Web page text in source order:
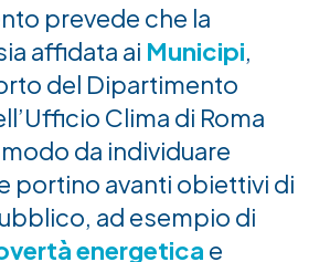
prevede che la
affidata ai Municipi,
del Dipartimento
Clima di Roma
da individuare
portino avanti obiettivi di
ad esempio di
energetica e